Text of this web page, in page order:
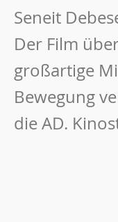
Seneit
Der Film
großartige
Bewegung
die AD.